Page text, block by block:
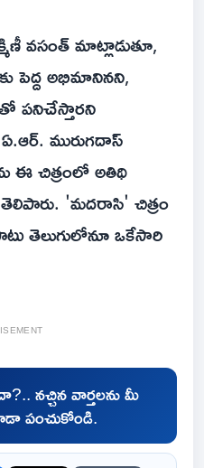
వసంత్ మాట్లాడుతూ,
పెద్ద అభిమానినని,
పనిచేస్తారని
మురుగదాస్
ఈ చిత్రంలో అతిథి
'మదరాసి' చిత్రం
తెలుగులోనూ ఒకేసారి
నచ్చిన వార్తలను మీ
పంచుకోండి.